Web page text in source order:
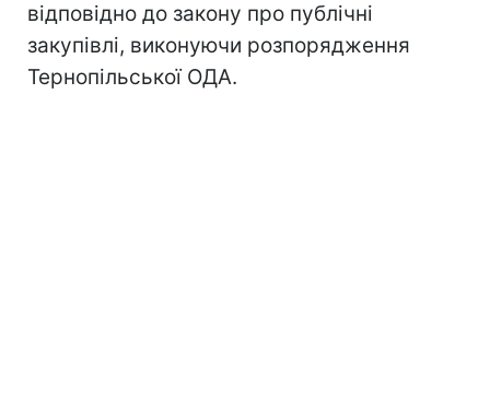
відповідно до закону про публічні
закупівлі, виконуючи розпорядження
Тернопільської ОДА.